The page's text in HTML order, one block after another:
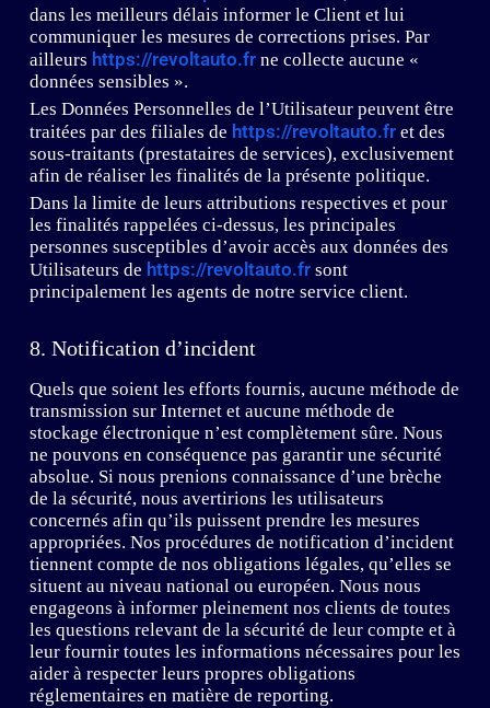
dans les meilleurs délais informer le Client et lui
communiquer les mesures de corrections prises. Par
ailleurs https://revoltauto.frne collecte aucune «
données sensibles ».
Les Données Personnelles de l’Utilisateur peuvent être
traitées par des filiales de https://revoltauto.fret des
sous-traitants (prestataires de services), exclusivement
afin de réaliser les finalités de la présente politique.
Dans la limite de leurs attributions respectives et pour
les finalités rappelées ci-dessus, les principales
personnes susceptibles d’avoir accès aux données des
Utilisateurs de https://revoltauto.frsont
principalement les agents de notre service client.
8. Notification d’incident
Quels que soient les efforts fournis, aucune méthode de
transmission sur Internet et aucune méthode de
stockage électronique n’est complètement sûre. Nous
ne pouvons en conséquence pas garantir une sécurité
absolue. Si nous prenions connaissance d’une brèche
de la sécurité, nous avertirions les utilisateurs
concernés afin qu’ils puissent prendre les mesures
appropriées. Nos procédures de notification d’incident
tiennent compte de nos obligations légales, qu’elles se
situent au niveau national ou européen. Nous nous
engageons à informer pleinement nos clients de toutes
les questions relevant de la sécurité de leur compte et à
leur fournir toutes les informations nécessaires pour les
aider à respecter leurs propres obligations
réglementaires en matière de reporting.